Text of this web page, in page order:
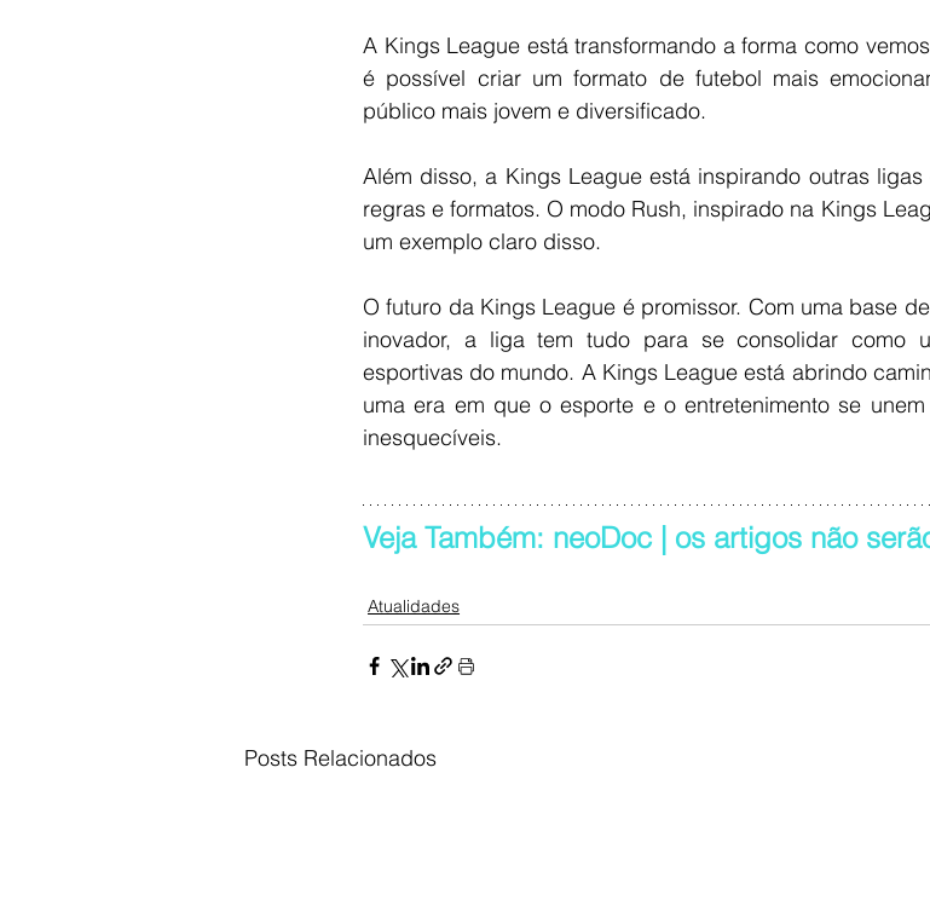
A Kings League está transformando a forma como
é possível criar um formato de futebol mais
público mais jovem e diversificado.
Além disso, a Kings League está inspirando outras
regras e formatos. O modo Rush, inspirado na Kings
um exemplo claro disso.
O futuro da Kings League é promissor. Com uma base
inovador, a liga tem tudo para se consolidar como
esportivas do mundo. A Kings League está abrindo
uma era em que o esporte e o entretenimento se
inesquecíveis.
Veja Também: neoDoc | os artigos não
Atualidades
Posts Relacionados